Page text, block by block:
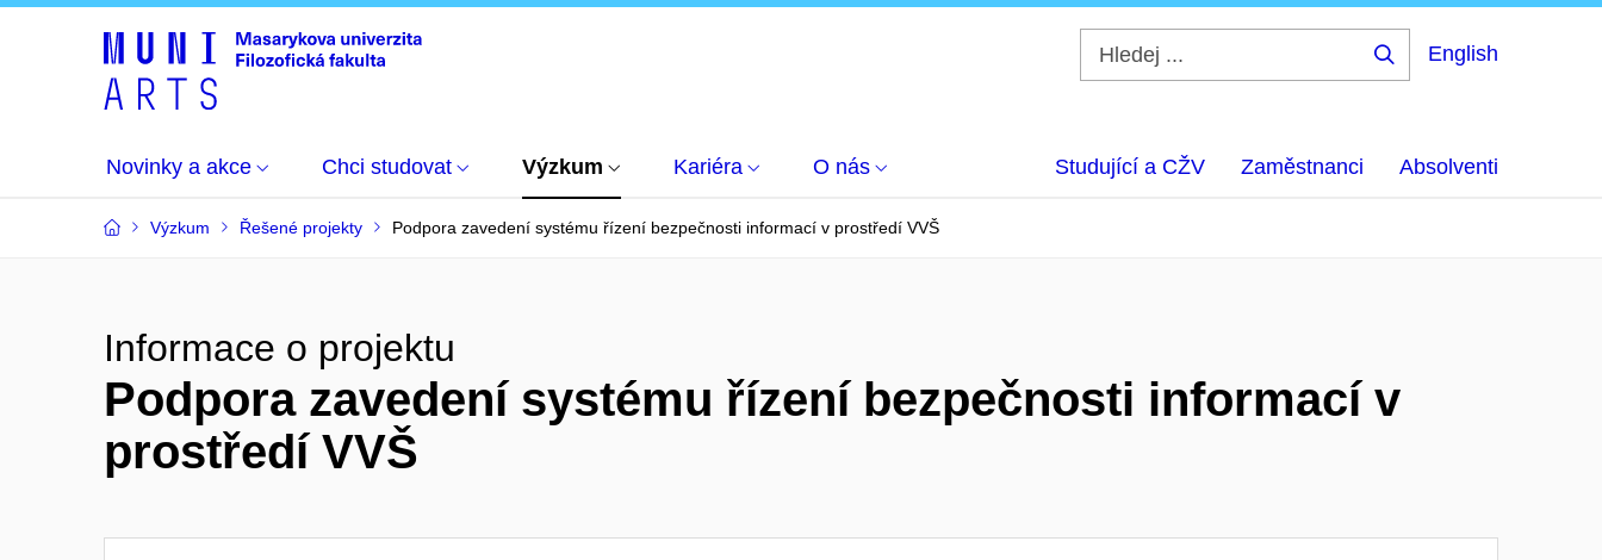
English
Novinky a akce Chci studovat Výzkum Kariéra O nás Studující a CŽV Zaměstnanci Absolventi
Výzkum Řešené projekty Podpora zavedení systému řízení bezpečnosti informací v prostředí VVŠ
Informace o projektu
Podpora zavedení systému řízení bezpečnosti informací v
prostředí VVŠ